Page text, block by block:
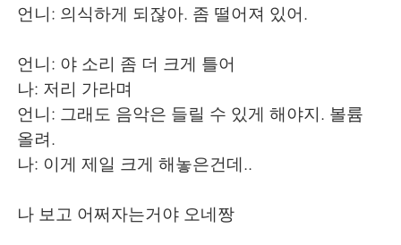
Indonesia Italiano
Türkçe Tiếng Việt
Português
언니: 의식하게 되잖아. 좀 떨어져 있어.
언니: 야 소리 좀 더 크게 틀어
나: 저리 가라며
언니: 그래도 음악은 들릴 수 있게 해야지. 볼륨
올려.
나: 이게 제일 크게 해놓은건데..
나 보고 어쩌자는거야 오네짱